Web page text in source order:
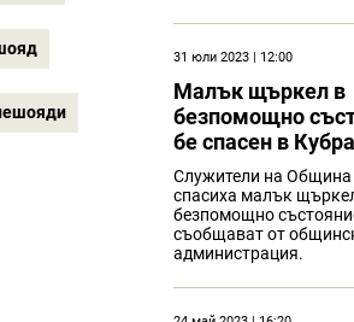
31 юли 2023 | 12:00
Малък щъркел в
безпомощно
бе спасен в
Служители на Община
спасиха малък
безпомощно
съобщават от
администрация.